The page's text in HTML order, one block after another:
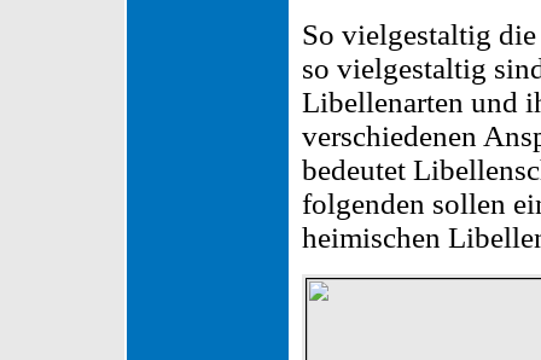
So vielgestaltig
so vielgestaltig
Libellenarten und
verschiedenen
bedeutet
folgenden sollen
heimischen